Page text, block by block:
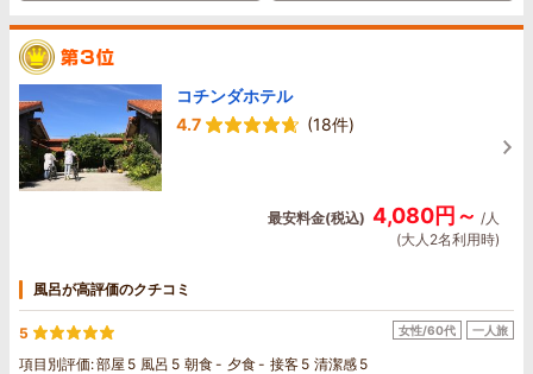
コチンダホテル
4.7
(18件)
最安料金(税込) 4,080円～ /人
(大人2名利用時)
風呂が高評価のクチコミ
5
項目別評価:部屋 5 風呂 5 朝食- 夕食- 接客 5 清潔感 5
女性/60代 一人旅